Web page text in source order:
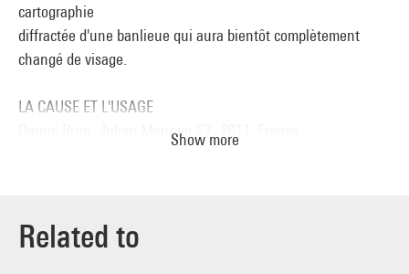
cartographie
diffractée d'une banlieue qui aura bientôt complètement
changé de visage.
LA CAUSE ET L'USAGE
Dorine Brun, Julien Meunier 52', 2011, France
Un état de la démocratie au prisme d'une exception :
milliardaire, le maire
Show more
Related to